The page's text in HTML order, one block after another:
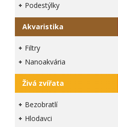
Podestýlky
Akvaristika
Filtry
Nanoakvária
Živá zvířata
Bezobratlí
Hlodavci